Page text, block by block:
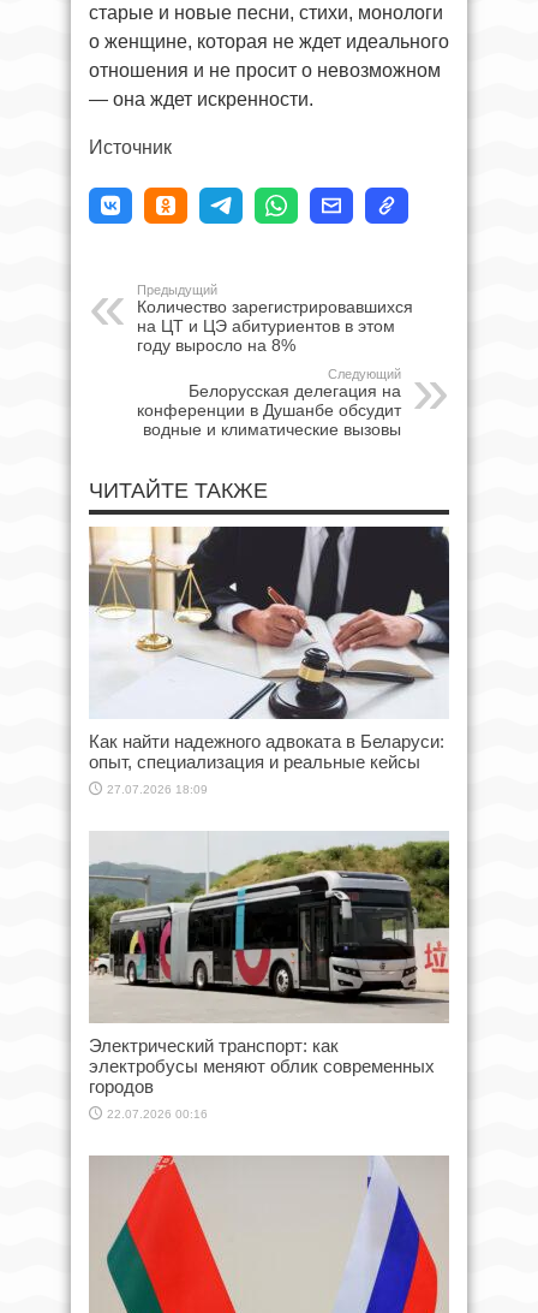
старые и новые песни, стихи, монологи
о женщине, которая не ждет идеального
отношения и не просит о невозможном
— она ждет искренности.
Источник
Предыдущий
Количество зарегистрировавшихся
на ЦТ и ЦЭ абитуриентов в этом
году выросло на 8%
Следующий
Белорусская делегация на
конференции в Душанбе обсудит
водные и климатические вызовы
ЧИТАЙТЕ ТАКЖЕ
Как найти надежного адвоката в Беларуси:
опыт, специализация и реальные кейсы
27.07.2026 18:09
Электрический транспорт: как
электробусы меняют облик современных
городов
22.07.2026 00:16